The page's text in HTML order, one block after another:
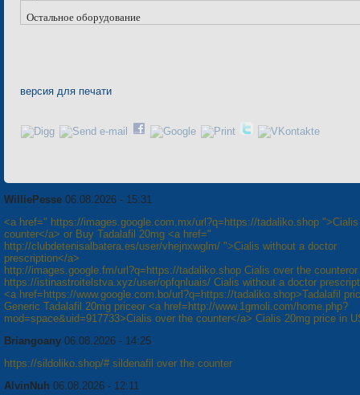
Остальное оборудование
версия для печати
WilliePesse 06.08.2026 - 15:31
<a href=" https://images.google.com.mx/url?q=https://tadaliko.shop
counter</a> or Buy Tadalafil 20mg <a href="
http://clubdetenisalbatera.es/user/vhejnxwglm/ ">Cialis without a doctor
prescription</a>
http://images.google.fm/url?q=https://tadaliko.shop Cialis over the counteror
https://istinastroitelstva.xyz/user/opfqnluais/ Cialis without a doctor
<a href=https://www.google.com.bo/url?q=https://tadaliko.shop>Tadalafil
Generic Tadalafil 20mg priceor <a href=http://www.1gmoli.com/home.php?
mod=space&uid=917733>Cialis over the counter</a> Cialis 20mg price in
Briangoany 06.08.2026 - 14:25
https://sildoliko.shop/# sildenafil over the counter
AlvinNuh 06.08.2026 - 12:11